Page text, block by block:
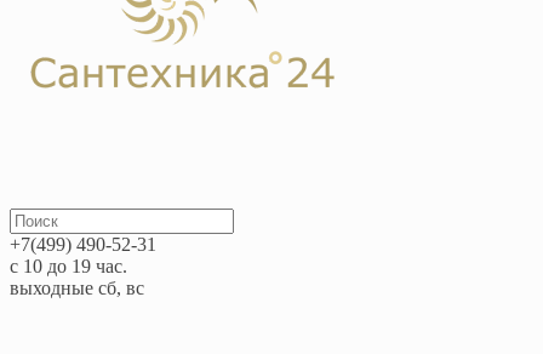
+7(499) 490-52-31
с 10 до 19 час.
выходные сб, вс